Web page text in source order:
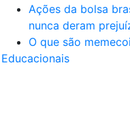
Ações da bolsa
nunca deram
O que são